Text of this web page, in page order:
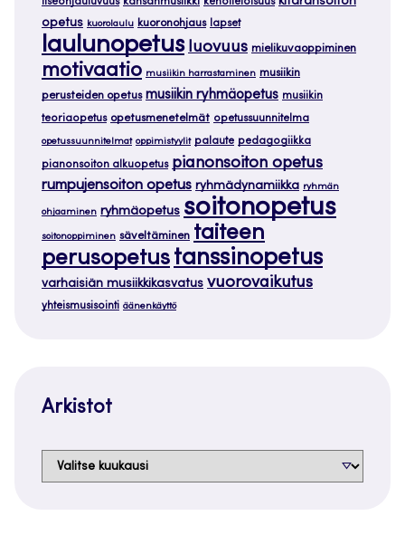
opetus kuorolaulu kuoronohjaus lapset
laulunopetus luovuus mielikuvaoppiminen
motivaatio musiikin harrastaminen musiikin
perusteiden opetus musiikin ryhmäopetus musiikin
teoriaopetus opetusmenetelmät opetussuunnitelma
opetussuunnitelmat oppimistyylit palaute pedagogiikka
pianonsoiton alkuopetus pianonsoiton opetus
rumpujensoiton opetus ryhmädynamiikka ryhmän
ohjaaminen ryhmäopetus soitonopetus
soitonoppiminen säveltäminen taiteen
perusopetus tanssinopetus
varhaisiän musiikkikasvatus vuorovaikutus
yhteismusisointi äänenkäyttö
Arkistot
Arkistot